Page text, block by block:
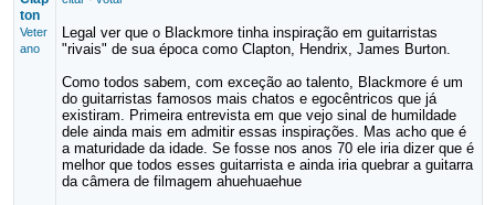
ton
Veter
ano
Legal ver que o Blackmore tinha inspiração em guitarristas
"rivais" de sua época como Clapton, Hendrix, James Burton.
Como todos sabem, com exceção ao talento, Blackmore é um
do guitarristas famosos mais chatos e egocêntricos que já
existiram. Primeira entrevista em que vejo sinal de humildade
dele ainda mais em admitir essas inspirações. Mas acho que é
a maturidade da idade. Se fosse nos anos 70 ele iria dizer que é
melhor que todos esses guitarrista e ainda iria quebrar a guitarra
da câmera de filmagem ahuehuaehue